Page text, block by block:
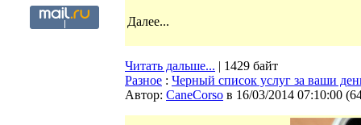
Далее...
Читать дальше... | 1429 байт
Разное : Черный список услуг за ваши
Автор: CaneCorso в 16/03/2014 07:10:00 (